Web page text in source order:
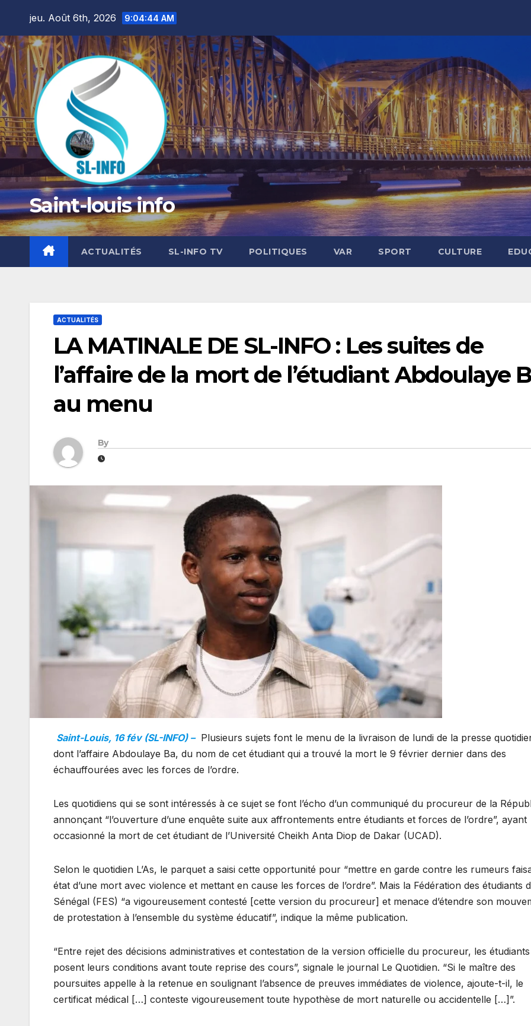
content
jeu. Août 6th, 2026 9:04:45 AM
Saint-louis info
ACTUALITÉS SL-INFO TV POLITIQUES VAR SPORT CULTURE
ACTUALITÉS
LA MATINALE DE SL-INFO : Les suites de
l’affaire de la mort de l’étudiant Abdoulaye
au menu
By
Saint-Louis, 16 fév (SL-INFO) – Plusieurs sujets font le menu de la livraison de lundi de la presse
dont l’affaire Abdoulaye Ba, du nom de cet étudiant qui a trouvé la mort le 9 février dernier dans des
échauffourées avec les forces de l’ordre.
Les quotidiens qui se sont intéressés à ce sujet se font l’écho d’un communiqué du procureur de la
annonçant “l’ouverture d’une enquête suite aux affrontements entre étudiants et forces de l’ordre”, ayant
occasionné la mort de cet étudiant de l’Université Cheikh Anta Diop de Dakar (UCAD).
Selon le quotidien L’As, le parquet a saisi cette opportunité pour “mettre en garde contre les rumeurs
état d’une mort avec violence et mettant en cause les forces de l’ordre”. Mais la Fédération des étudiants
Sénégal (FES) “a vigoureusement contesté [cette version du procureur] et menace d’étendre son
de protestation à l’ensemble du système éducatif”, indique la même publication.
“Entre rejet des décisions administratives et contestation de la version officielle du procureur, les étudiants
posent leurs conditions avant toute reprise des cours”, signale le journal Le Quotidien. “Si le maître des
poursuites appelle à la retenue en soulignant l’absence de preuves immédiates de violence, ajoute-t-il, le
certificat médical […] conteste vigoureusement toute hypothèse de mort naturelle ou accidentelle […]”.